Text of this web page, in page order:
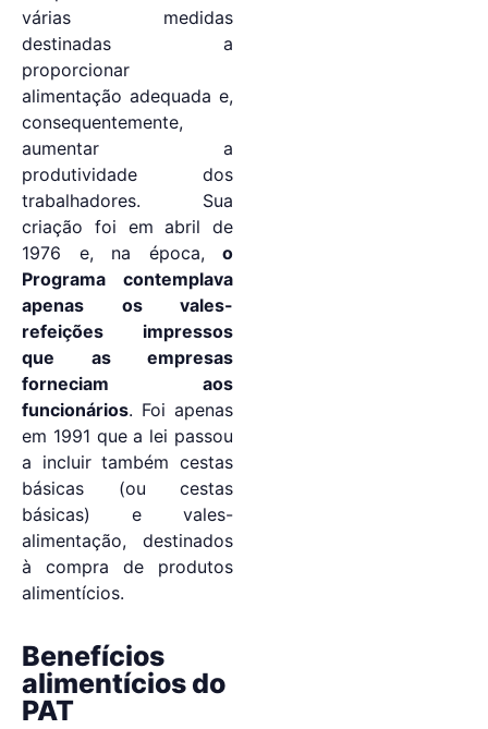
várias medidas
destinadas a
proporcionar
alimentação adequada e,
consequentemente,
aumentar a
produtividade dos
trabalhadores. Sua
criação foi em abril de
1976 e, na época, o
Programa contemplava
apenas os vales-
refeições impressos
que as empresas
forneciam aos
funcionários. Foi apenas
em 1991 que a lei passou
a incluir também cestas
básicas (ou cestas
básicas) e vales-
alimentação, destinados
à compra de produtos
alimentícios.
Benefícios
alimentícios do
PAT